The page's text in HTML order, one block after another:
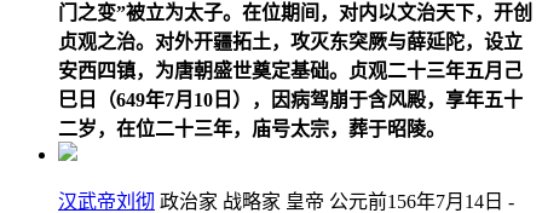
门之变”被立为太子。在位期间，对内以文治天下，开创
贞观之治。对外开疆拓土，攻灭东突厥与薛延陀，设立
安西四镇，为唐朝盛世奠定基础。贞观二十三年五月己
巳日（649年7月10日），因病驾崩于含风殿，享年五十
二岁，在位二十三年，庙号太宗，葬于昭陵。
汉武帝刘彻 政治家 战略家 皇帝 公元前156年7月14日 -